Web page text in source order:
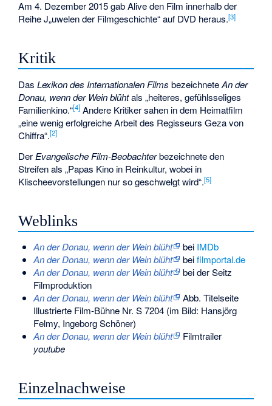
Am 4. Dezember 2015 gab Alive den Film innerhalb der
Reihe J„uwelen der Filmgeschichte“ auf DVD heraus.[3]
Kritik
DasLexikon des Internationalen Films bezeichneteAn der
Donau, wenn der Wein blühtals „heiteres, gefühlsseliges
Familienkino.“[4] Andere Kritiker sahen in dem Heimatfilm
„eine wenig erfolgreiche Arbeit des Regisseurs Geza von
Chiffra“.[2]
DerEvangelische Film-Beobachterbezeichnete den
Streifen als „Papas Kino in Reinkultur, wobei in
Klischeevorstellungen nur so geschwelgt wird“.[5]
Weblinks
An der Donau, wenn der Wein blüht bei IMDb
An der Donau, wenn der Wein blüht
beifilmportal.de
An der Donau, wenn der Wein blüht
bei der Seitz
Filmproduktion
An der Donau, wenn der Wein blüht
Abb. Titelseite
Illustrierte Film-Bühne Nr. S 7204 (im Bild: Hansjörg
Felmy, Ingeborg Schöner)
An der Donau, wenn der Wein blüht
Filmtrailer
youtube
Einzelnachweise